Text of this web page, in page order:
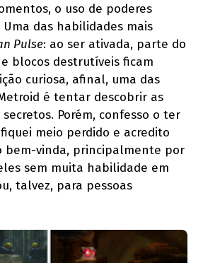
o uso de poderes
das habilidades mais
Pulse: ao ser ativada, parte do
blocos destrutíveis ficam
curiosa, afinal, uma das
é tentar descobrir as
Porém, confesso o ter
meio perdido e acredito
bem-vinda, principalmente por
sem muita habilidade em
talvez, para pessoas